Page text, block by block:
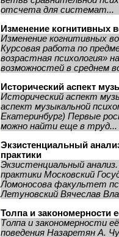
отсчета для системат...
Изменение когнитивных
Изменение когнитивных
Курсовая работа по
возрастная психология»
возможностей в среднем
Исторический аспект
Исторический аспект
аспект музыкальной
Екатеринбург) Первые
можно найти еще в труд...
Экзистенциальный
практики
Экзистенциальный
практики Московский
Ломоносова факультет
Летуновский Вячеслав
Толпа и закономерности
Толпа и закономерности
поведения Назаретян А.